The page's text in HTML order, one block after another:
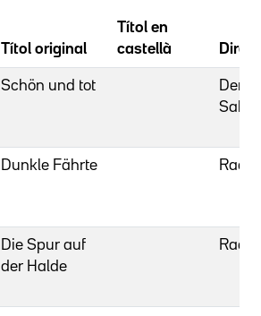
Títol original
Títol en
castellà
Schön und tot
Dunkle Fährte
Die Spur auf
der Halde